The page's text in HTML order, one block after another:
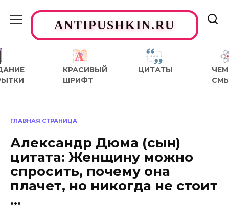
содержаниюANTIPUSHKIN.RU
КРАСИВЫЙ
ШРИФТ
ЦИТАТЫ
ЧЕМ
ГЛАВНАЯ СТРАНИЦА
Александр Дюма (сын)
цитата: Женщину можно
спросить, почему она
плачет, но никогда не стоит
…